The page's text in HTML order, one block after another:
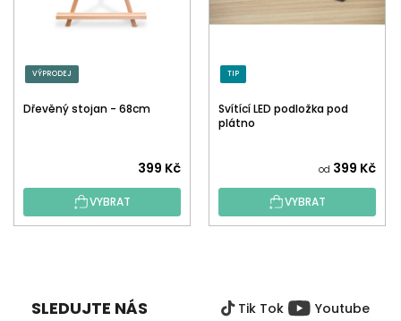
VÝPRODEJ
Dřevěný stojan - 68cm
399 Kč
VYBRAT
TIP
Svítící LED podložka pod
plátno
od 399 Kč
VYBRAT
SLEDUJTE NÁS Tik Tok Youtube